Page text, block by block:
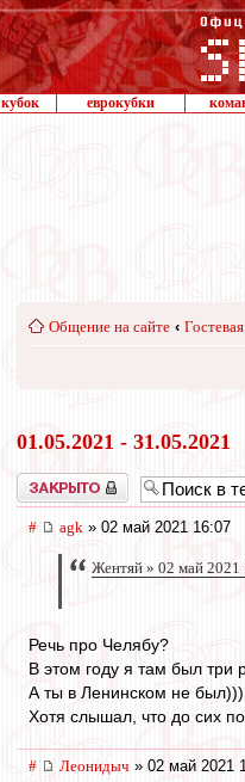
кубок еврокубки
Общение на сайте ‹
01.05.2021 - 31.05.2021
Закрыто
# agk » 02 май 2021 16:07
Жентяй » 02 май 2021
Речь про Челябу?
В этом году я там был три
А ты в Ленинском не был)))
Хотя слышал, что до сих
# Леонидыч » 02 май 2021